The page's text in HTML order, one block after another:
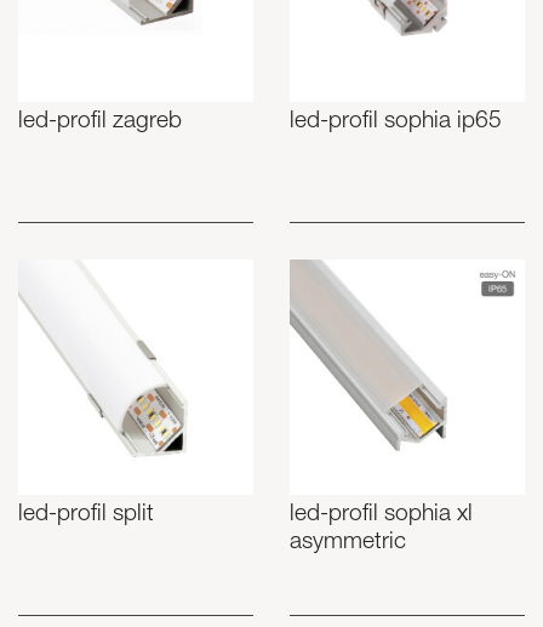
led-profil zagreb led-profil sophia ip65
led-profil split
led-profil sophia xl
asymmetric